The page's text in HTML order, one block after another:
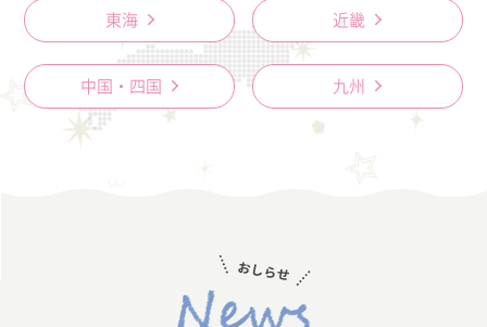
東海 近畿
中国・四国 九州